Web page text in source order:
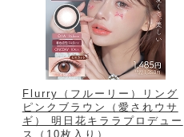
Flurry（フルーリー）リング
ピンクブラウン（愛されウサ
ギ） 明日花キララプロデュー
ス（10枚入り）